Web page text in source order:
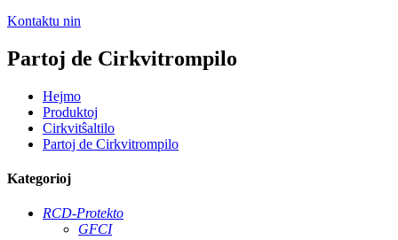
Kontaktu nin
Partoj de Cirkvitrompilo
Hejmo
Produktoj
Cirkvitŝaltilo
Partoj de Cirkvitrompilo
Kategorioj
RCD-Protekto
GFCI